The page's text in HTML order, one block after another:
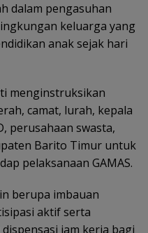
dalam pengasuhan
keluarga yang
anak sejak hari
menginstruksikan
camat, lurah, kepala
perusahaan swasta,
Barito Timur untuk
pelaksanaan GAMAS.
berupa imbauan
aktif serta
jam kerja bagi